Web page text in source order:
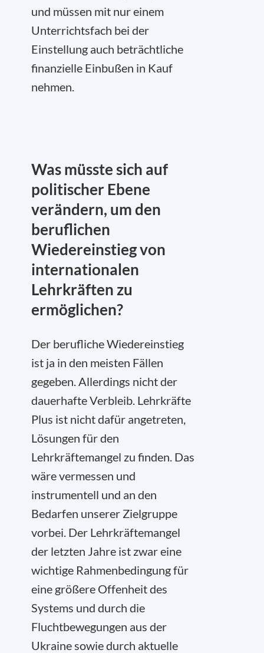
und müssen mit nur einem
Unterrichtsfach bei der
Einstellung auch beträchtliche
finanzielle Einbußen in Kauf
nehmen.
Was müsste sich auf
politischer Ebene
verändern, um den
beruflichen
Wiedereinstieg von
internationalen
Lehrkräften zu
ermöglichen?
Der berufliche Wiedereinstieg
ist ja in den meisten Fällen
gegeben. Allerdings nicht der
dauerhafte Verbleib. Lehrkräfte
Plus ist nicht dafür angetreten,
Lösungen für den
Lehrkräftemangel zu finden. Das
wäre vermessen und
instrumentell und an den
Bedarfen unserer Zielgruppe
vorbei. Der Lehrkräftemangel
der letzten Jahre ist zwar eine
wichtige Rahmenbedingung für
eine größere Offenheit des
Systems und durch die
Fluchtbewegungen aus der
Ukraine sowie durch aktuelle